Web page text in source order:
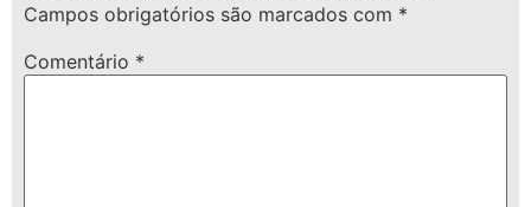
Campos obrigatórios são marcados com *
Comentário *